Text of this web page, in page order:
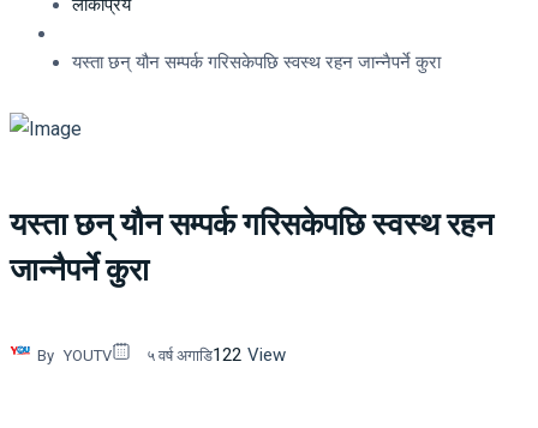
लोकप्रिय
यस्ता छन् यौन सम्पर्क गरिसकेपछि स्वस्थ रहन जान्नैपर्ने कुरा
यस्ता छन् यौन सम्पर्क गरिसकेपछि स्वस्थ रहन
जान्नैपर्ने कुरा
By YOUTV ५ वर्ष अगाडि122 View